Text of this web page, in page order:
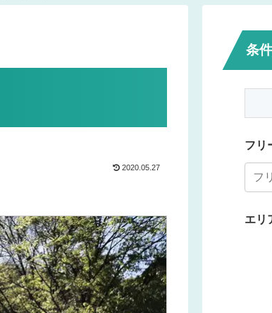
2020.05.27
条
フリ
エリ